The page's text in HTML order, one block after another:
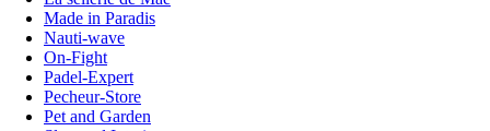
Made in Paradis
Nauti-wave
On-Fight
Padel-Expert
Pecheur-Store
Pet and Garden